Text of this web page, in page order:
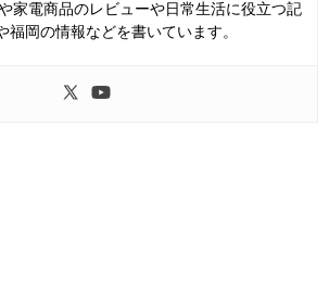
家電商品のレビューや日常生活に役立つ記
福岡の情報などを書いています。